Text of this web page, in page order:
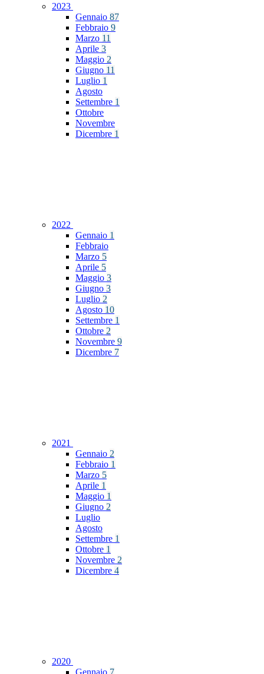
2023
Gennaio 87
Febbraio 9
Marzo 11
Aprile 3
Maggio 2
Giugno 11
Luglio 1
Agosto
Settembre 1
Ottobre
Novembre
Dicembre 1
2022
Gennaio 1
Febbraio
Marzo 5
Aprile 5
Maggio 3
Giugno 3
Luglio 2
Agosto 10
Settembre 1
Ottobre 2
Novembre 9
Dicembre 7
2021
Gennaio 2
Febbraio 1
Marzo 5
Aprile 1
Maggio 1
Giugno 2
Luglio
Agosto
Settembre 1
Ottobre 1
Novembre 2
Dicembre 4
2020